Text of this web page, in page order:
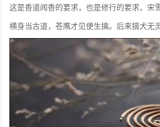
这是香道闻香的要求，也是修行的要求，宋
横身当古道，苍鹰才见便生擒。后来猎犬无